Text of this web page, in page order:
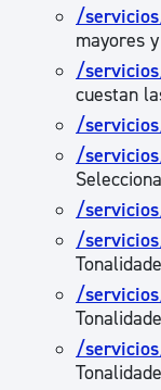
/
mayores
/
cuestan
/
/
/
/
/
/